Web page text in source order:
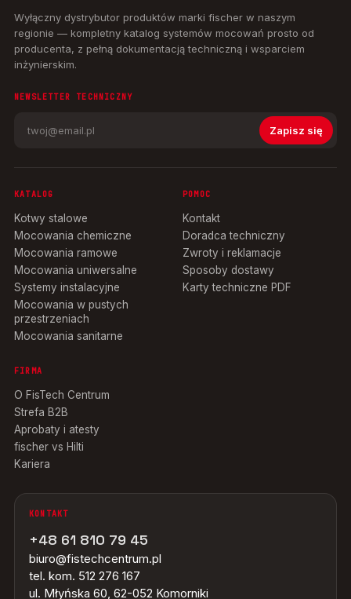
Wyłączny dystrybutor produktów marki fischer w naszym
regionie — kompletny katalog systemów mocowań prosto od
producenta, z pełną dokumentacją techniczną i wsparciem
inżynierskim.
NEWSLETTER TECHNICZNY
Zapisz się
KATALOG
Kotwy stalowe
Mocowania chemiczne
Mocowania ramowe
Mocowania uniwersalne
Systemy instalacyjne
Mocowania w pustych
przestrzeniach
Mocowania sanitarne
POMOC
Kontakt
Doradca techniczny
Zwroty i reklamacje
Sposoby dostawy
Karty techniczne PDF
FIRMA
O FisTech Centrum
Strefa B2B
Aprobaty i atesty
fischer vs Hilti
Kariera
KONTAKT
+48 61 810 79 45
biuro@fistechcentrum.pl
tel. kom. 512 276 167
ul. Młyńska 60, 62-052 Komorniki